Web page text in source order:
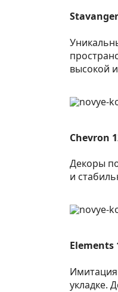
Stavanger
высокой
Chevron
Декоры
и
Elements
укладке.